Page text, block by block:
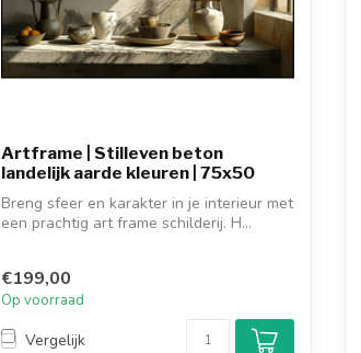
Artframe | Stilleven beton
landelijk aarde kleuren | 75x50
Breng sfeer en karakter in je interieur met
een prachtig art frame schilderij. H...
€199,00
Op voorraad
Vergelijk